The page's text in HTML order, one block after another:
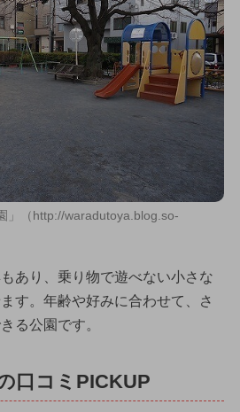
」（http://waradutoya.blog.so-
あり、乗り物で遊べない小さな
す。年齢や好みに合わせて、さ
る公園です。
口コミPICKUP